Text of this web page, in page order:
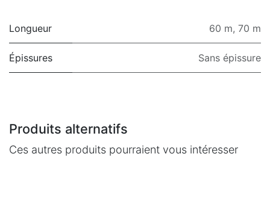
Longueur 60 m, 70 m
Épissures Sans épissure
Produits alternatifs
Ces autres produits pourraient vous intéresser